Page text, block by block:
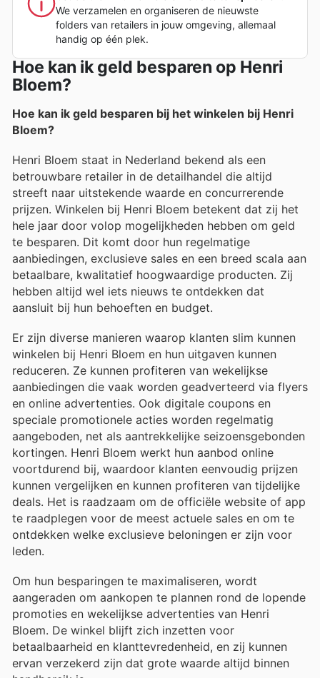
We verzamelen en organiseren de nieuwste
folders van retailers in jouw omgeving, allemaal
handig op één plek.
Hoe kan ik geld besparen op Henri
Bloem?
Hoe kan ik geld besparen bij het winkelen bij Henri
Bloem?
Henri Bloem staat in Nederland bekend als een
betrouwbare retailer in de detailhandel die altijd
streeft naar uitstekende waarde en concurrerende
prijzen. Winkelen bij Henri Bloem betekent dat zij het
hele jaar door volop mogelijkheden hebben om geld
te besparen. Dit komt door hun regelmatige
aanbiedingen, exclusieve sales en een breed scala aan
betaalbare, kwalitatief hoogwaardige producten. Zij
hebben altijd wel iets nieuws te ontdekken dat
aansluit bij hun behoeften en budget.
Er zijn diverse manieren waarop klanten slim kunnen
winkelen bij Henri Bloem en hun uitgaven kunnen
reduceren. Ze kunnen profiteren van wekelijkse
aanbiedingen die vaak worden geadverteerd via flyers
en online advertenties. Ook digitale coupons en
speciale promotionele acties worden regelmatig
aangeboden, net als aantrekkelijke seizoensgebonden
kortingen. Henri Bloem werkt hun aanbod online
voortdurend bij, waardoor klanten eenvoudig prijzen
kunnen vergelijken en kunnen profiteren van tijdelijke
deals. Het is raadzaam om de officiële website of app
te raadplegen voor de meest actuele sales en om te
ontdekken welke exclusieve beloningen er zijn voor
leden.
Om hun besparingen te maximaliseren, wordt
aangeraden om aankopen te plannen rond de lopende
promoties en wekelijkse advertenties van Henri
Bloem. De winkel blijft zich inzetten voor
betaalbaarheid en klanttevredenheid, en zij kunnen
ervan verzekerd zijn dat grote waarde altijd binnen